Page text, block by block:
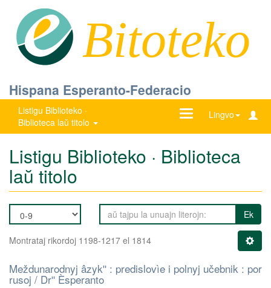
Bitoteko
Hispana Esperanto-Federacio
Listigu Biblioteko ·
Biblioteca laŭ titolo
Lingvo
Ŝanĝu
Listigu Biblioteko · Biblioteca
laŭ titolo
Ek
Montrataj rikordoj 1198-1217 el 1814
Meždunarodnyj âzykʺ : predislovìe i polnyj učebnik : por
rusoj / Drʺ Èsperanto